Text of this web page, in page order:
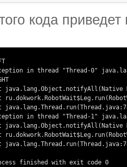
кода
in thread "Thread-0"
java.lang.Object.notifyAll(Native
in thread "Thread-1"
java.lang.Object.notifyAll(Native
finished with exit code 0